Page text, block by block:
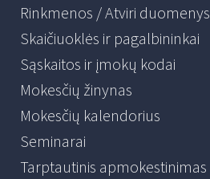
Rinkmenos / Atviri duomenys
Skaičiuoklės ir pagalbininkai
Sąskaitos ir įmokų kodai
Mokesčių žinynas
Mokesčių kalendorius
Seminarai
Tarptautinis apmokestinimas